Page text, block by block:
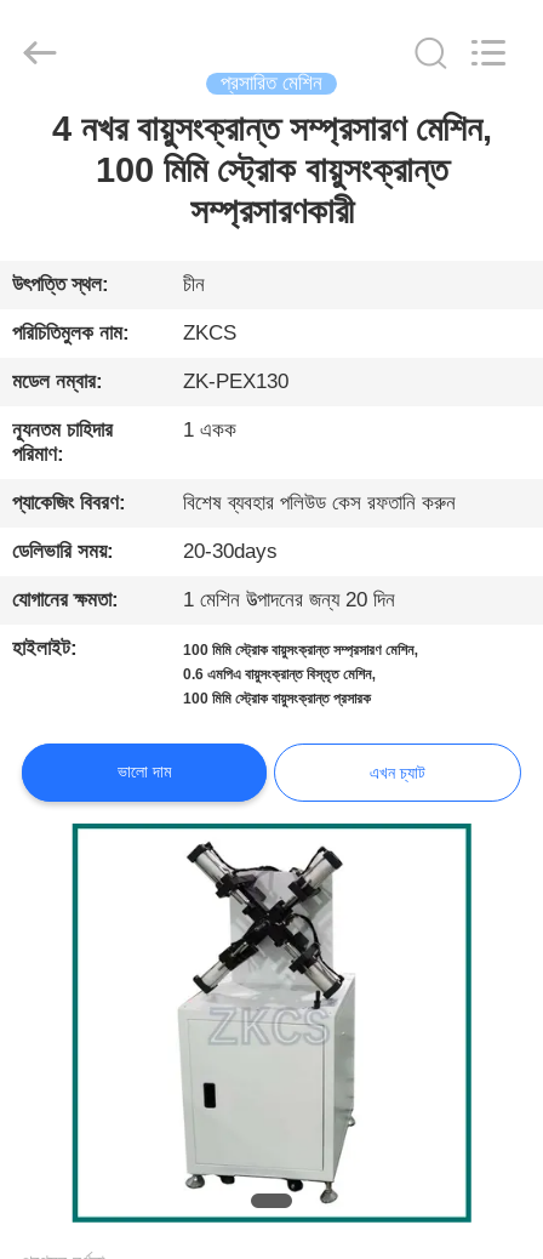
ভিডিও
সম্পর্কে
সফর
মান
নিয়ন্ত্রণ
সাথে
যোগাযোগ
CO.,
প্রসারিত মেশিন
4 নখর বায়ুসংক্রান্ত সম্প্রসারণ মেশিন,
100 মিমি স্ট্রোক বায়ুসংক্রান্ত
সম্প্রসারণকারী
উৎপত্তি স্থল: চীন
পরিচিতিমুলক নাম: ZKCS
মডেল নম্বার: ZK-PEX130
ন্যূনতম চাহিদার
পরিমাণ:
1 একক
প্যাকেজিং বিবরণ: বিশেষ ব্যবহার পলিউড কেস রফতানি করুন
ডেলিভারি সময়: 20-30days
যোগানের ক্ষমতা: 1 মেশিন উত্পাদনের জন্য 20 দিন
হাইলাইট: 100 মিমি স্ট্রোক বায়ুসংক্রান্ত সম্প্রসারণ মেশিন,
0.6 এমপিএ বায়ুসংক্রান্ত বিস্তৃত মেশিন,
100 মিমি স্ট্রোক বায়ুসংক্রান্ত প্রসারক
ভালো দাম এখন চ্যাট